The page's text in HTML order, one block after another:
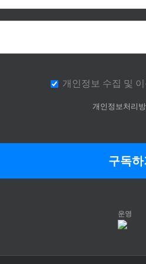
개인정보 수집 및
개인정보처리
운영